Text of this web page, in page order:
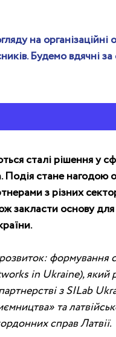
на
Будемо вдячні
сталі рішення у
Подія стане нагодою
з різних
закласти основу
формування
in Ukraine), який
з SILab
та
справ Латвії.